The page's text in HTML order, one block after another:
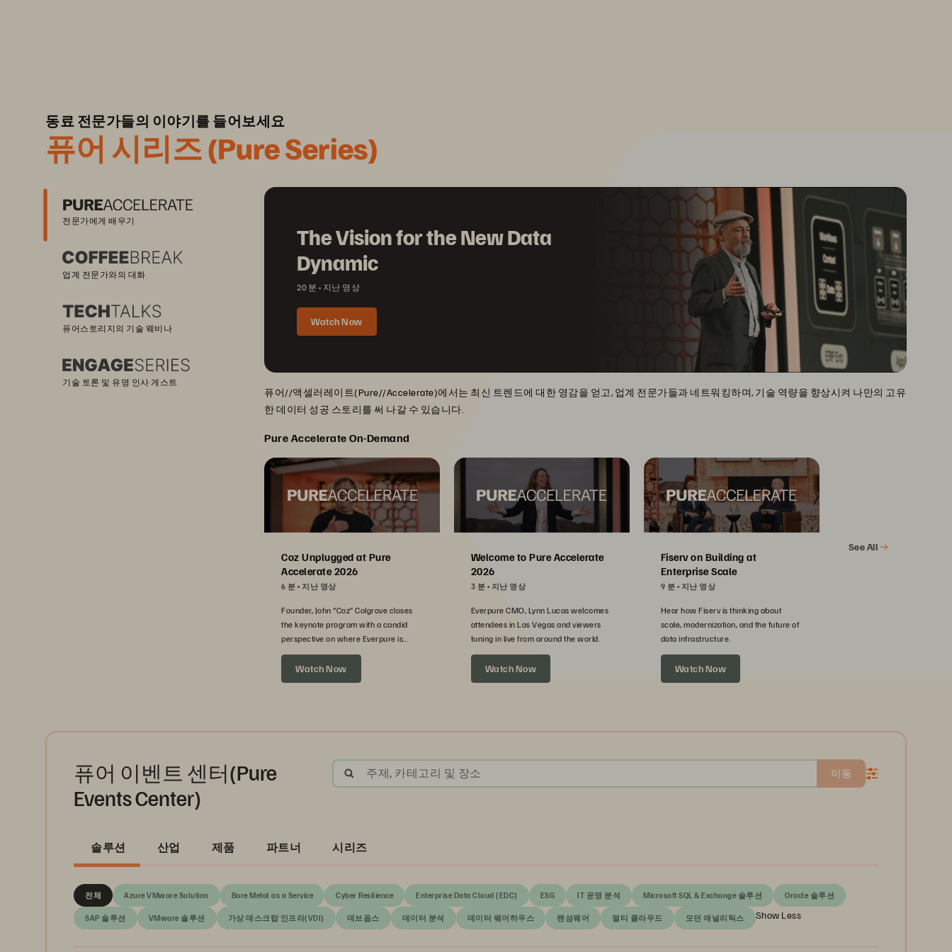
동료 전문가들의 이야기를 들어보세요
퓨어 시리즈 (Pure Series)
전문가에게 배우기
업계 전문가와의 대화
퓨어스토리지의 기술 웨비나
기술 토론 및 유명 인사 게스트
The Vision for the New Data
Dynamic
20 분 지난 영상
Watch Now
퓨어//액셀러레이트(Pure//Accelerate)에서는 최신 트렌드에 대한 영감을 얻고, 업계 전문가들과 네트워킹하며, 기술 역량을 향상시켜 나만의 고유
한 데이터 성공 스토리를 써 나갈 수 있습니다.
Pure Accelerate On-Demand
Coz Unplugged at Pure
Accelerate 2026
6 분 지난 영상
Founder, John “Coz” Colgrove closes
the keynote program with a candid
perspective on where Everpure is
headed next.
Watch Now
Welcome to Pure Accelerate
2026
3 분 지난 영상
Everpure CMO, Lynn Lucas welcomes
attendees in Las Vegas and viewers
tuning in live from around the world.
Watch Now
Fiserv on Building at
Enterprise Scale
9 분 지난 영상
Hear how Fiserv is thinking about
scale, modernization, and the future of
data infrastructure.
Watch Now
See All
퓨어 이벤트 센터(Pure
Events Center)
주제, 카테고리 및 장소 이동
솔루션 산업 제품 파트너 시리즈
전체 Azure VMware Solution Bare Metal as a Service Cyber Resilience Enterprise Data Cloud (EDC) ESG IT 운영 분석 Microsoft SQL & Exchange 솔루션 Oracle 솔루션
SAP 솔루션 VMware 솔루션 가상 데스크탑 인프라(VDI) 데브옵스 데이터 분석 데이터 웨어하우스 랜섬웨어 멀티 클라우드 모던 애널리틱스 Show Less